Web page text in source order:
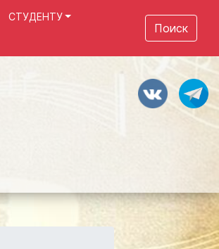
СТУДЕНТУ
Поиск